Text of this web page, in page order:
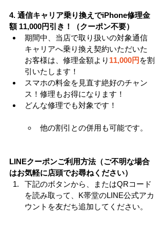
4. 通信キャリア乗り換えでiPhone修理金
額 11,000円引き！（クーポン不要）
期間中、当店で取り扱いの対象通信
キャリアへ乗り換え契約いただいた
お客様は、修理金額より 11,000円 を割
引いたします！
スマホの料金を見直す絶好のチャン
ス！修理もお得になります！
どんな修理でも対象です！
他の割引との併用も可能です。
LINEクーポンご利用方法（ご不明な場合
はお気軽に店頭でお尋ねください）
下記のボタンから、またはQRコード
を読み取って、K帯堂のLINE公式アカ
ウントを友だち追加してください。